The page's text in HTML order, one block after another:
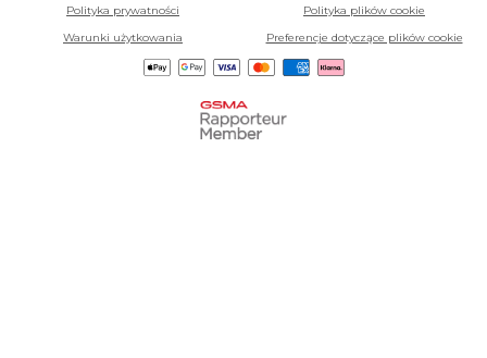
Polityka prywatności
Polityka plików cookie
Warunki użytkowania
Preferencje dotyczące plików cookie